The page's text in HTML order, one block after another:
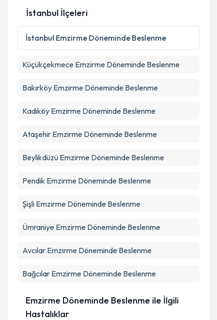
Kişisel verilerimin işlenmesine ilişkinAydınlatma
Metni
'ni okudum ve kişisel verilerimin belirtilen
kapsamda işlenmesini kabul ediyorum.
İstanbul İlçeleri
İstanbul Emzirme Döneminde Beslenme
Küçükçekmece Emzirme Döneminde Beslenme
Bakırköy Emzirme Döneminde Beslenme
Kadıköy Emzirme Döneminde Beslenme
Ataşehir Emzirme Döneminde Beslenme
Beylikdüzü Emzirme Döneminde Beslenme
Pendik Emzirme Döneminde Beslenme
Şişli Emzirme Döneminde Beslenme
Ümraniye Emzirme Döneminde Beslenme
Avcılar Emzirme Döneminde Beslenme
Bağcılar Emzirme Döneminde Beslenme
Emzirme Döneminde Beslenme ile İlgili
Hastalıklar